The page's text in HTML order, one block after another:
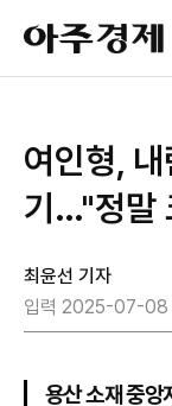
아
주
경
여인형,
기…"정말
최윤선 기자
입력 2025-07-08
용산 소재 중앙